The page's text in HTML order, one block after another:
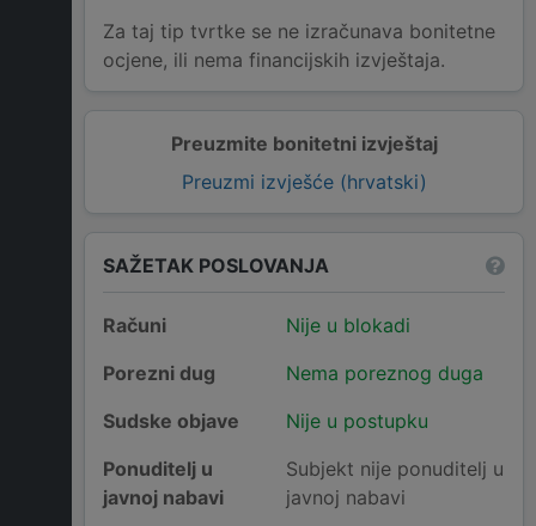
Preuzmite bonitetni izvještaj
Preuzmi izvješće (hrvatski)
Za taj tip tvrtke se ne izračunava bonitetne
ocjene, ili nema financijskih izvještaja.
SAŽETAK POSLOVANJA
Računi
Nije u blokadi
Porezni dug
Nema poreznog duga
Sudske objave
Nije u postupku
Ponuditelj u
javnoj nabavi
Subjekt nije ponuditelj u
javnoj nabavi